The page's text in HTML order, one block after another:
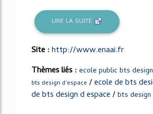
LIRE LA SUITE
Site :http://www.enaai.fr
Thèmes liés : ecole public bts
bts design d'espace /ecole de bts
de bts design d espace/bts design